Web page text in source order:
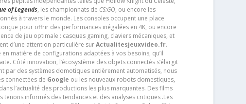
of Legends, les championnats de CS:GO, ou encore les
à travers le monde. Les consoles occupent une place
pour offrir des performances inégalées en 4K, ou encore
de jeu optimale : casques gaming, claviers mécaniques, et
d’une attention particulière surActualitesjeuxvideo.fr.
matière de configurations adaptées à vos besoins, qu’il
Côté innovation, l’écosystème des objets connectés s’élargit
par des systèmes domotiques entièrement automatisés, nous
connectées de Google ou les nouveaux robots domestiques,
l’actualité des productions les plus marquantes. Des films
tenons informés des tendances et des analyses critiques .Les